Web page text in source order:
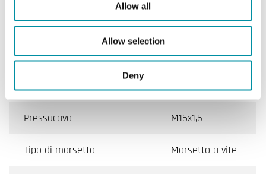
Allow all
Allow selection
Deny
Precisione, temperatura
umidità
Pressacavo M16x1,5
Tipo di morsetto Morsetto a vite